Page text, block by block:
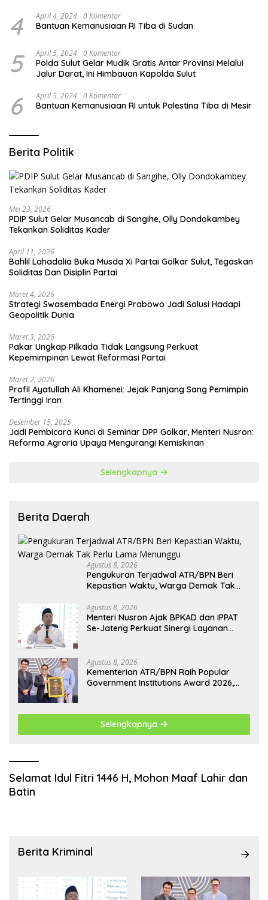
4 April 4, 2024 0 Komentar
Bantuan Kemanusiaan RI Tiba di Sudan
5 April 5, 2024 0 Komentar
Polda Sulut Gelar Mudik Gratis Antar Provinsi Melalui
Jalur Darat, Ini Himbauan Kapolda Sulut
6 April 5, 2024 0 Komentar
Bantuan Kemanusiaan RI untuk Palestina Tiba di Mesir
Berita Politik
Mei 23, 2026
PDIP Sulut Gelar Musancab di Sangihe, Olly Dondokambey
Tekankan Soliditas Kader
April 11, 2026
Bahlil Lahadalia Buka Musda Xi Partai Golkar Sulut, Tegaskan
Soliditas Dan Disiplin Partai
Maret 4, 2026
Strategi Swasembada Energi Prabowo Jadi Solusi Hadapi
Geopolitik Dunia
Maret 3, 2026
Pakar Ungkap Pilkada Tidak Langsung Perkuat
Kepemimpinan Lewat Reformasi Partai
Maret 2, 2026
Profil Ayatullah Ali Khamenei: Jejak Panjang Sang Pemimpin
Tertinggi Iran
Desember 15, 2025
Jadi Pembicara Kunci di Seminar DPP Golkar, Menteri Nusron:
Reforma Agraria Upaya Mengurangi Kemiskinan
Selengkapnya
Berita Daerah
Agustus 8, 2026
Pengukuran Terjadwal ATR/BPN Beri
Kepastian Waktu, Warga Demak Tak
Agustus 8, 2026
Menteri Nusron Ajak BPKAD dan IPPAT
Se-Jateng Perkuat Sinergi Layanan
Agustus 8, 2026
Kementerian ATR/BPN Raih Popular
Government Institutions Award 2026,
Selengkapnya
Selamat Idul Fitri 1446 H, Mohon Maaf Lahir dan
Batin
Berita Kriminal